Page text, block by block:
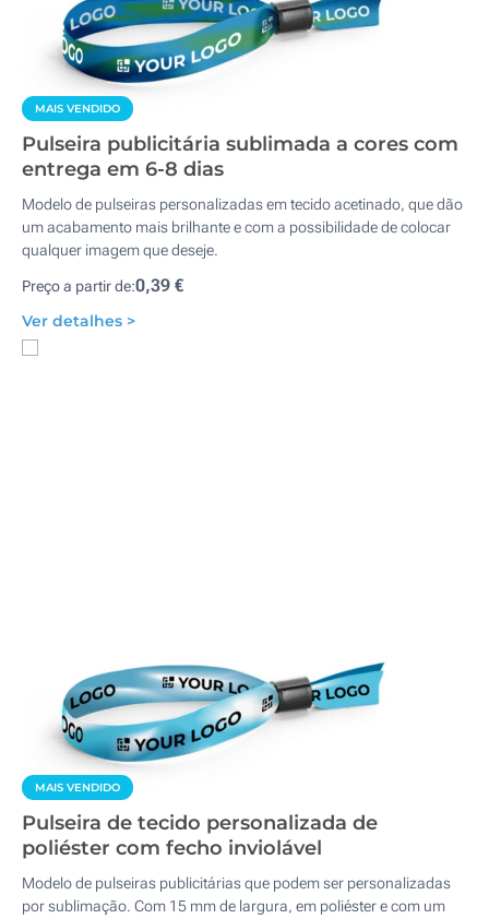
MAIS VENDIDO
Pulseira publicitária sublimada a cores com
entrega em 6-8 dias
Modelo de pulseiras personalizadas em tecido acetinado, que dão
um acabamento mais brilhante e com a possibilidade de colocar
qualquer imagem que deseje.
Preço a partir de:0,39 €
Ver detalhes >
MAIS VENDIDO
Pulseira de tecido personalizada de
poliéster com fecho inviolável
Modelo de pulseiras publicitárias que podem ser personalizadas
por sublimação. Com 15 mm de largura, em poliéster e com um